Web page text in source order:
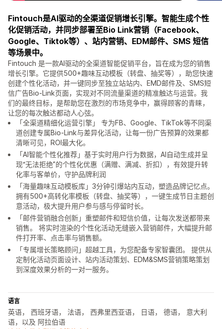
Fintouch是AI驱动的全渠道促销增长引擎。智能生成个性
化促销活动，并同步部署至Bio Link营销（Facebook、
Google、Tiktok等）、站内营销、EDM邮件、SMS 短信
等场景中。
Fintouch 是一款AI驱动的全渠道智能促销平台，旨在成为您的销售
增长引擎。它提供500+趣味互动模板（转盘、抽奖等），助您快速
创建个性化活动，并一键同步至独立站站内、EMD邮件及、SMS短
信广告Bio-Link页面，实现对不同流量渠道的精准触达与运营。我
们的最终目标，是帮助您在激烈的市场竞争中，赢得顾客的青睐，
让您的每次触达都动人心弦。
「全渠道精细化运营引擎」 专为FB、Google、TikTok等不同渠
道创建专属Bio-Link与差异化活动，让每一份广告预算的效果都
清晰可见，ROI最大化。
「AI智能个性化推荐」基于实时用户行为数据，AI自动生成并呈
现“无法拒绝”的个性化优惠（满赠、满减、折扣），有效提升转
化率与客单价，守护品牌利润
「海量趣味互动模板库」3分钟引爆站内互动，塑造品牌记忆点。
拥有500+高转化率模板（转盘、抽奖等），一键生成节日主题创
意活动，极大提升用户参与感与停留时长。
「邮件营销融合创新」重塑邮件和短信价值，让每次发送都带来
销售。 将实时渲染的个性化活动无缝嵌入营销邮件，大幅提升邮
件打开率、点击率与销售额。
「专属增长策略顾问」超越工具，为您配备专家智囊团。 提供从
定制化活动页面设计、站内活动策划、EDM&SMS营销策略策划
到深度效果分析的一对一服务。
语言
英语， 西班牙语， 法语， 西弗里西亚语， 日语， 德语， 意大利
语，以及 阿拉伯语